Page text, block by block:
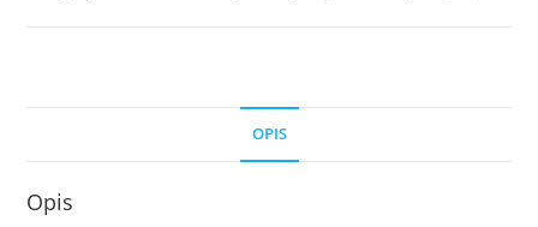
OPIS
Opis